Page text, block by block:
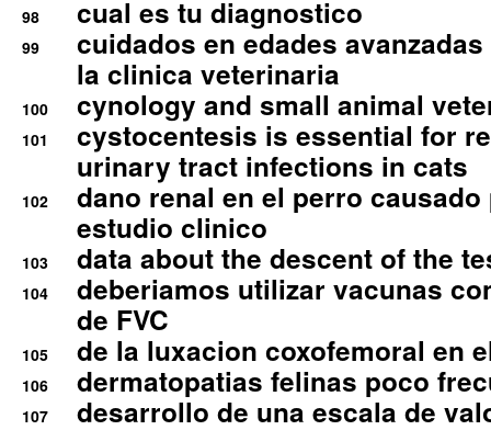
98 cual es tu diagnostico
99
cuidados en edades
la clinica veterinaria
100 cynology and small animal
101
cystocentesis is essential for
urinary tract infections in cats
102
dano renal en el perro
estudio clinico
103 data about the descent of the
104
deberiamos utilizar vacunas
de FVC
105 de la luxacion coxofemoral en
106 dermatopatias felinas poco
107
desarrollo de una escala de